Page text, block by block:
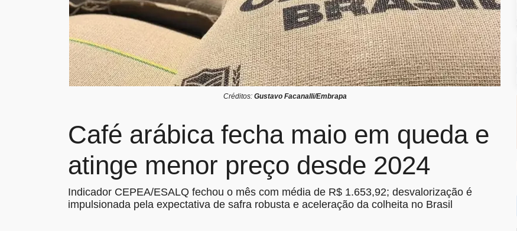
Créditos: Gustavo Facanalli/Embrapa
Café arábica fecha maio em queda e
atinge menor preço desde 2024
Indicador CEPEA/ESALQ fechou o mês com média de R$ 1.653,92; desvalorização é
impulsionada pela expectativa de safra robusta e aceleração da colheita no Brasil